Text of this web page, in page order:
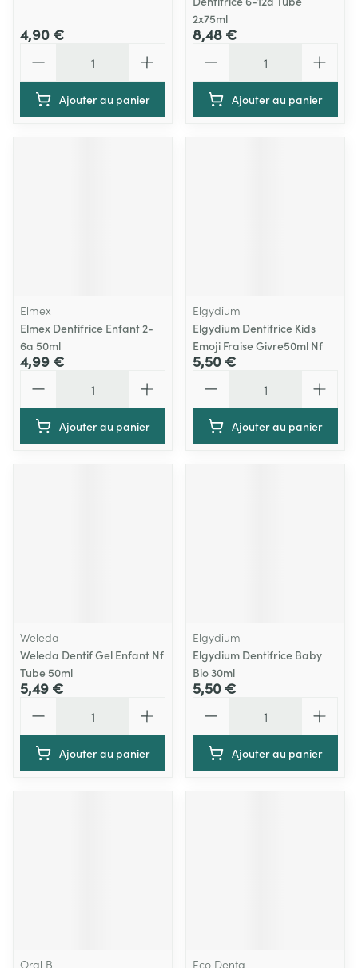
4,90 €
Ajouter au panier
2x75ml
8,48 €
Ajouter au panier
Elmex
Elmex Dentifrice Enfant 2-
6a 50ml
4,99 €
Ajouter au panier
Elgydium
Elgydium Dentifrice Kids
Emoji Fraise Givre50ml Nf
5,50 €
Ajouter au panier
Weleda
Weleda Dentif Gel Enfant Nf
Tube 50ml
5,49 €
Ajouter au panier
Elgydium
Elgydium Dentifrice Baby
Bio 30ml
5,50 €
Ajouter au panier
Oral B Eco Denta